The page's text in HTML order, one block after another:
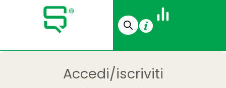
Accedi/iscriviti